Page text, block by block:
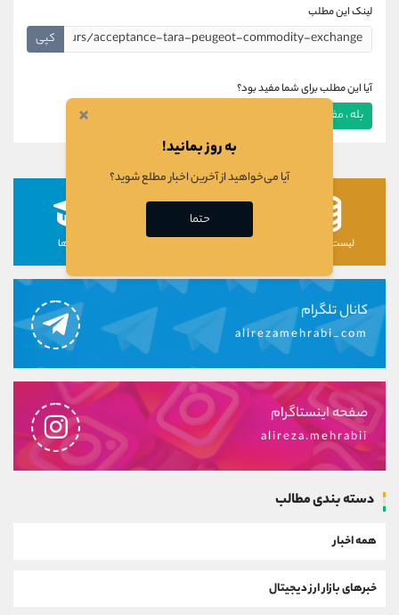
لینک این مطلب
کپی
آیا این مطلب برای شما مفید بود؟
بله ، مفید بود
لیست رمزارزها دوره ها
کانال تلگرام
alirezamehrabi_com
صفحه اینستاگرام
alireza.mehrabii
دسته بندی مطالب
همه اخبار
خبرهای بازار ارز دیجیتال
×
به روز بمانید!
آیا می‌خواهید از آخرین اخبار مطلع شوید؟
حتما